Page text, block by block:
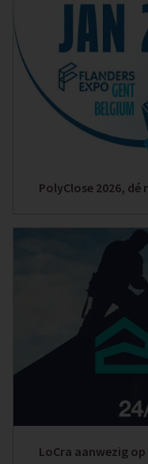
PolyClose 2026,
LoCra aanwezig